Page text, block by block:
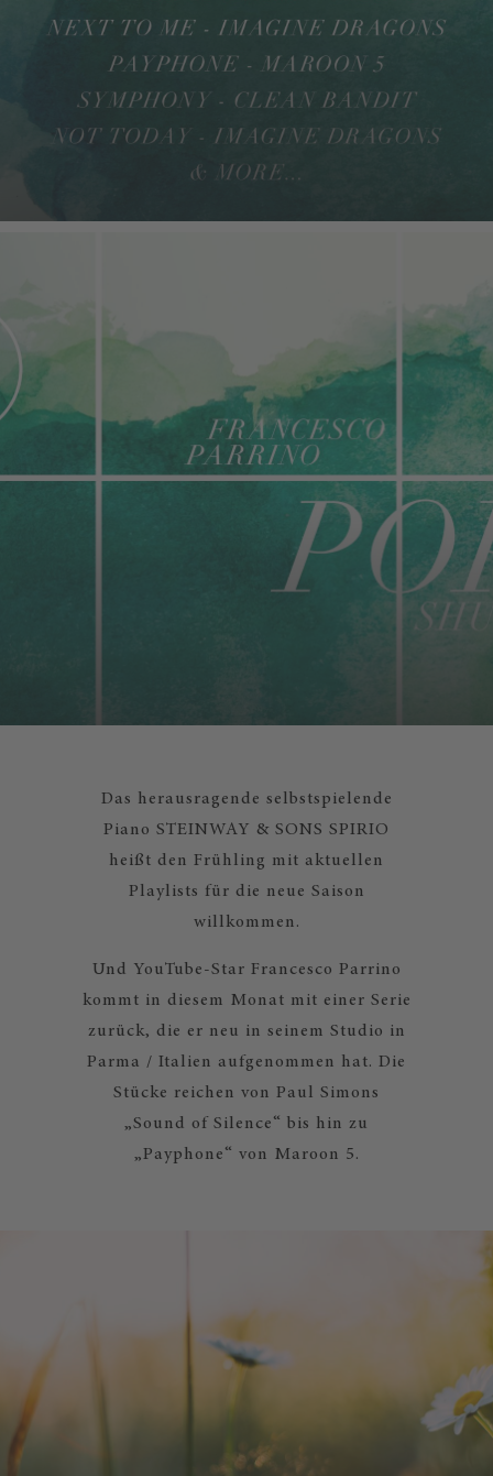
Das herausragende selbstspielende
Piano STEINWAY & SONS SPIRIO
heißt den Frühling mit aktuellen
Playlists für die neue Saison
willkommen.
Und YouTube-Star Francesco Parrino
kommt in diesem Monat mit einer Serie
zurück, die er neu in seinem Studio in
Parma / Italien aufgenommen hat. Die
Stücke reichen von Paul Simons
„Sound of Silence“ bis hin zu
„Payphone“ von Maroon 5.